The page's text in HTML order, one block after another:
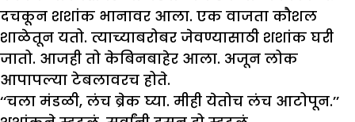
दचकून शशांक भानावर आला. एक वाजता कौशल
शाळेतून यतो. त्याच्याबरोबर जेवण्यासाठी शशांक घरी
जातो. आजही तो केबिनबाहेर आला. अजून लोक
आपापल्या टेबलावरच होते.
‘‘चला मंडळी, लंच ब्रेक घ्या. मीही येतोच लंच आटोपून.’’